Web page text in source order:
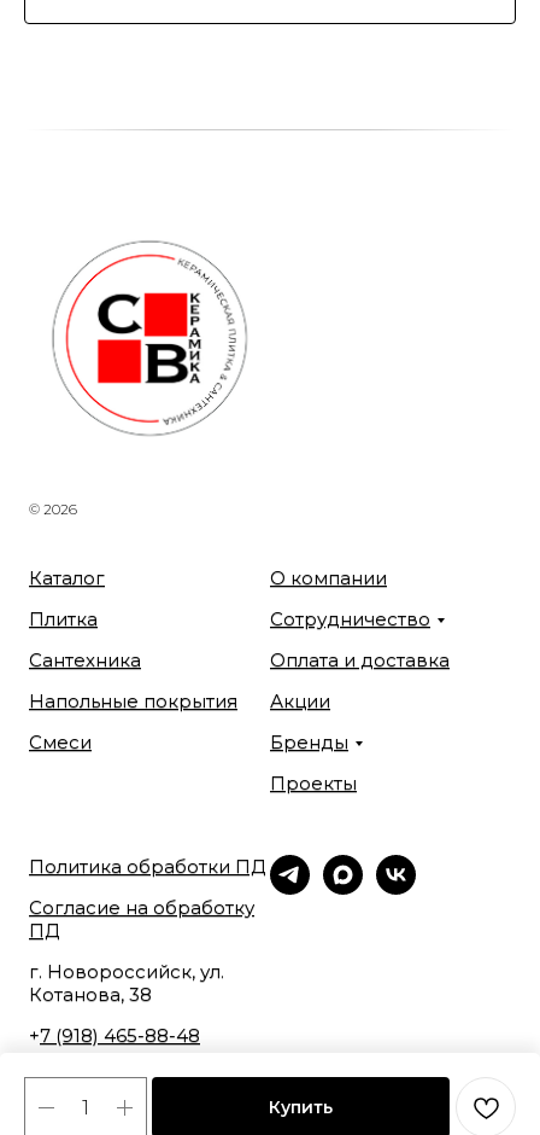
Купить
© 2026
Каталог
Плитка
Сантехника
Напольные покрытия
Смеси
О компании
Сотрудничество
Оплата и доставка
Акции
Бренды
Проекты
Политика обработки ПД
Согласие на обработку
ПД
г. Новороссийск, ул.
Котанова, 38
+7 (918) 465-88-48